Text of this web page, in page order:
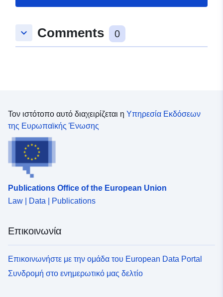
keyboard_arrow_down Comments 0
Τον ιστότοπο αυτό διαχειρίζεται η Υπηρεσία Εκδόσεων
της Ευρωπαϊκής Ένωσης
Publications Office of the European Union
Law | Data | Publications
Επικοινωνία
Επικοινωνήστε με την ομάδα του European Data Portal
Συνδρομή στο ενημερωτικό μας δελτίο